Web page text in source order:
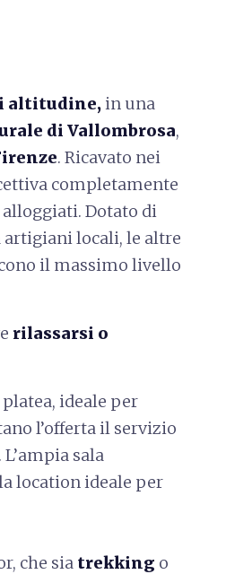
altitudine,in una
di Vallombrosa,
. Ricavato nei
completamente
Dotato di
artigiani locali, le altre
il massimo livello
rilassarsi o
ideale per
l’offerta il servizio
sala
location ideale per
che sia trekking o